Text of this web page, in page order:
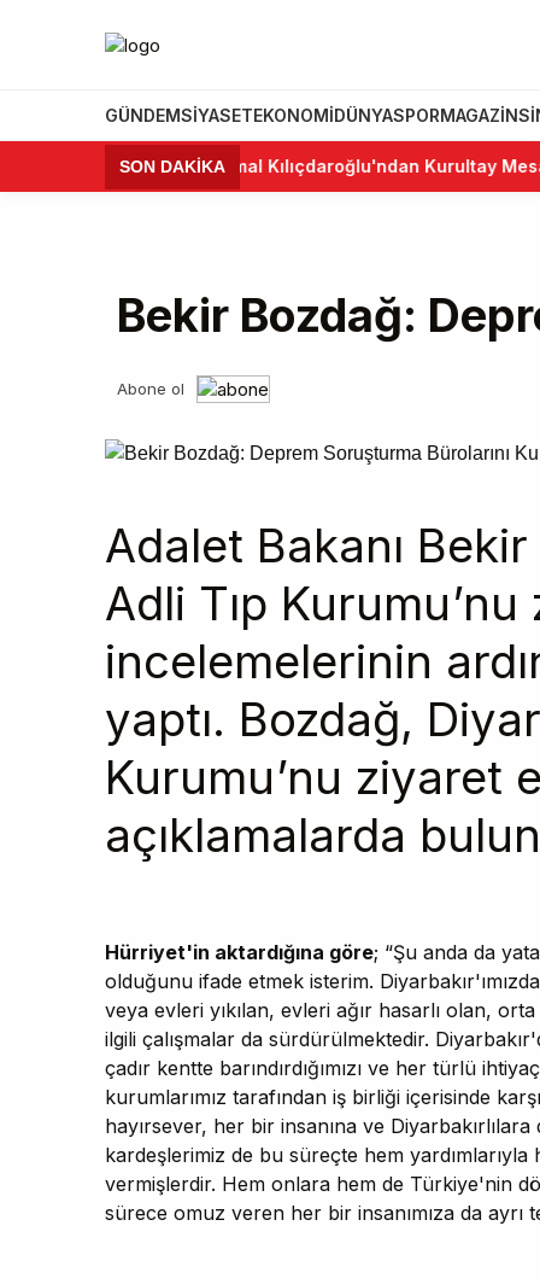
GÜNDEMSIYASETEKONOMIDÜNYASPORMAGAZIN
SON DAKİKA
•Kemal Kılıçdaroğlu'ndan Kurultay Mesajı:
Bekir Bozdağ:
Abone ol
Adalet Bakanı
Adli Tıp
incelemelerinin
yaptı. Bozdağ,
Kurumu’nu ziyaret
açıklamalarda
Hürriyet'in aktardığına göre; “Şu anda da
olduğunu ifade etmek isterim.
veya evleri yıkılan, evleri ağır hasarlı olan, orta
ilgili çalışmalar da sürdürülmektedir.
çadır kentte barındırdığımızı ve her türlü
kurumlarımız tarafından iş birliği içerisinde
hayırsever, her bir insanına ve
kardeşlerimiz de bu süreçte hem
vermişlerdir. Hem onlara hem de Türkiye'nin
sürece omuz veren her bir insanımıza da ayrı